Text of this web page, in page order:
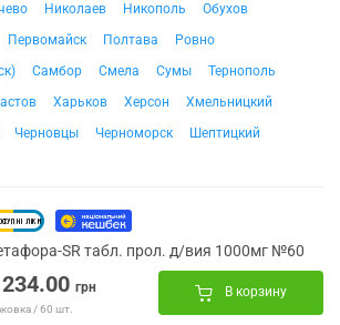
Николаев Никополь
Обухов
Первомайск Полтава
Ровно
Самбор Смела Сумы
Тернополь
Харьков Херсон
Хмельницкий
Черновцы Черноморск Шептицкий
SR табл. прол. д/вия 1000мг №60
234.00 грн
/ 60 шт.
В корзину